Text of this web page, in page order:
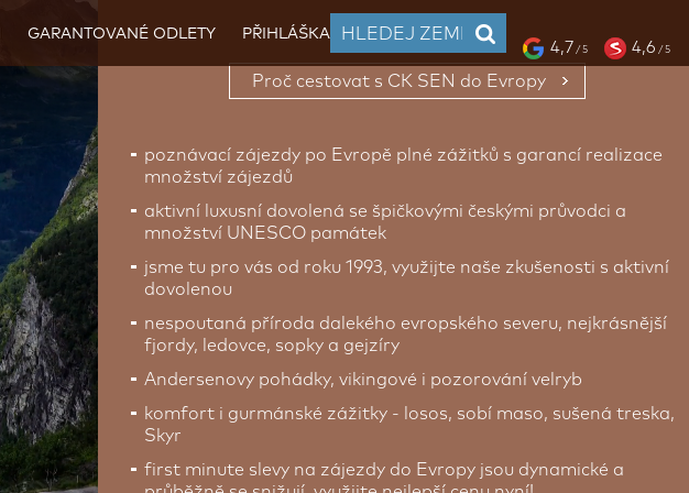
GARANTOVANÉ ODLETY PŘIHLÁŠKA
4,7 / 5 4,6 / 5
Proč cestovat s CK SEN do Evropy
poznávací zájezdy po Evropě plné zážitků s garancí realizace
množství zájezdů
aktivní luxusní dovolená se špičkovými českými průvodci a
množství UNESCO památek
jsme tu pro vás od roku 1993, využijte naše zkušenosti s aktivní
dovolenou
nespoutaná příroda dalekého evropského severu, nejkrásnější
fjordy, ledovce, sopky a gejzíry
Andersenovy pohádky, vikingové i pozorování velryb
komfort i gurmánské zážitky - losos, sobí maso, sušená treska,
Skyr
first minute slevy na zájezdy do Evropy jsou dynamické a